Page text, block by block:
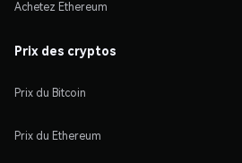
Achetez Ethereum
Prix des cryptos
Prix du Bitcoin
Prix du Ethereum